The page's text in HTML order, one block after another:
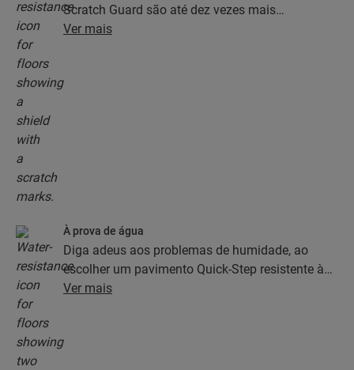
Scratch Guard são até dez vezes mais
resistentes aos riscos do que os pavimentos sem
Ver mais
À prova de água
Diga adeus aos problemas de humidade, ao
escolher um pavimento Quick-Step resistente à
água. Estes pavimentos não só têm um aspeto
faz com que limpá-los seja mais fácil do que
Ver mais